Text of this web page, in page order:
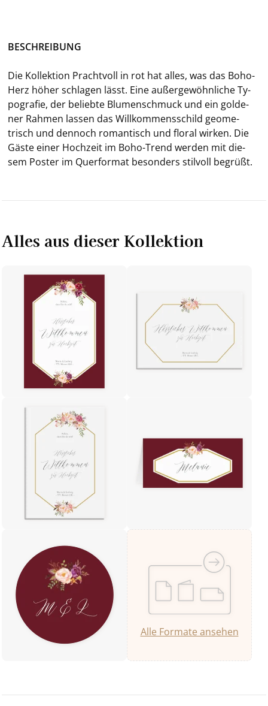
BE­SCHREI­BUNG
Die Kol­lek­ti­on Pracht­voll in rot hat alles, was das Boho-​
Herz höher schla­gen lässt. Eine au­ßer­ge­wöhn­li­che Ty­
po­gra­fie, der be­lieb­te Blu­men­schmuck und ein gol­de­
ner Rah­men las­sen das Will­kom­mens­schild geo­me­
trisch und den­noch ro­man­tisch und flo­ral wir­ken. Die
Gäste einer Hoch­zeit im Boho-​Trend wer­den mit die­
sem Pos­ter im Quer­for­mat be­son­ders stil­voll be­grüßt.
Alles aus dieser Kollektion
Alle Formate ansehen